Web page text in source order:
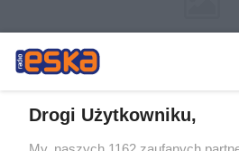
Drogi Użytkowniku,